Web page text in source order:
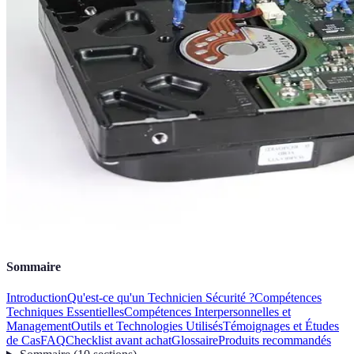
Sommaire
IntroductionQu'est-ce qu'un Technicien Sécurité ?Compétences
Techniques EssentiellesCompétences Interpersonnelles et
ManagementOutils et Technologies UtilisésTémoignages et Études
de CasFAQChecklist avant achatGlossaireProduits recommandés